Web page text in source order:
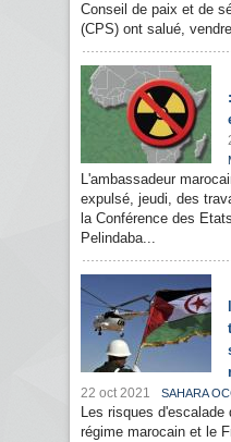
Conseil de paix et de
(CPS) ont salué,
L'ambassadeur
expulsé, jeudi, des
la Conférence des
Pelindaba...
22 oct 2021 SAHARA
Les risques
régime marocain et le